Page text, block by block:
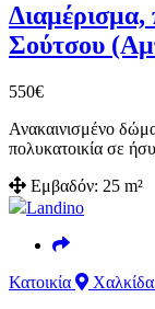
Διαμέρισμα,
Σούτσου
550€
Ανακαινισμένο
πολυκατοικία σε
Εμβαδόν: 25 m²
Landino
Κατοικία Χαλκίδα